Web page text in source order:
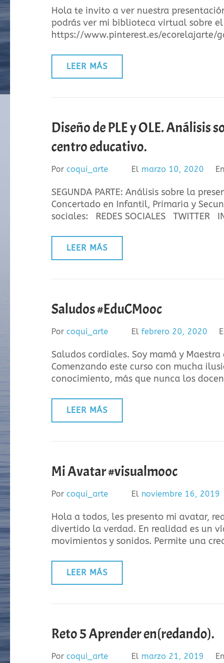
Hola te invito a ver nuestra
podrás ver mi biblioteca virtual sobre
https://www.pinterest.es/ecorelajarte/
LEER MÁS
Diseño de PLE y OLE. Análisis
centro educativo.
Por coqui_arte El marzo 10, 2020 En
SEGUNDA PARTE: Análisis sobre la
Concertado en Infantil, Primaria y
sociales: REDES SOCIALES TWITTER
LEER MÁS
Saludos #EduCMooc
Por coqui_arte El febrero 20, 2020
Saludos cordiales. Soy mamá y
Comenzando este curso con mucha
conocimiento, más que nunca los
LEER MÁS
Mi Avatar #visualmooc
Por coqui_arte El noviembre 16, 2019
Hola a todos, les presento mi avatar,
divertido la verdad. En realidad es un
movimientos y sonidos. Permite una
LEER MÁS
Reto 5 Aprender en(redando).
Por coqui_arte El marzo 21, 2019 En